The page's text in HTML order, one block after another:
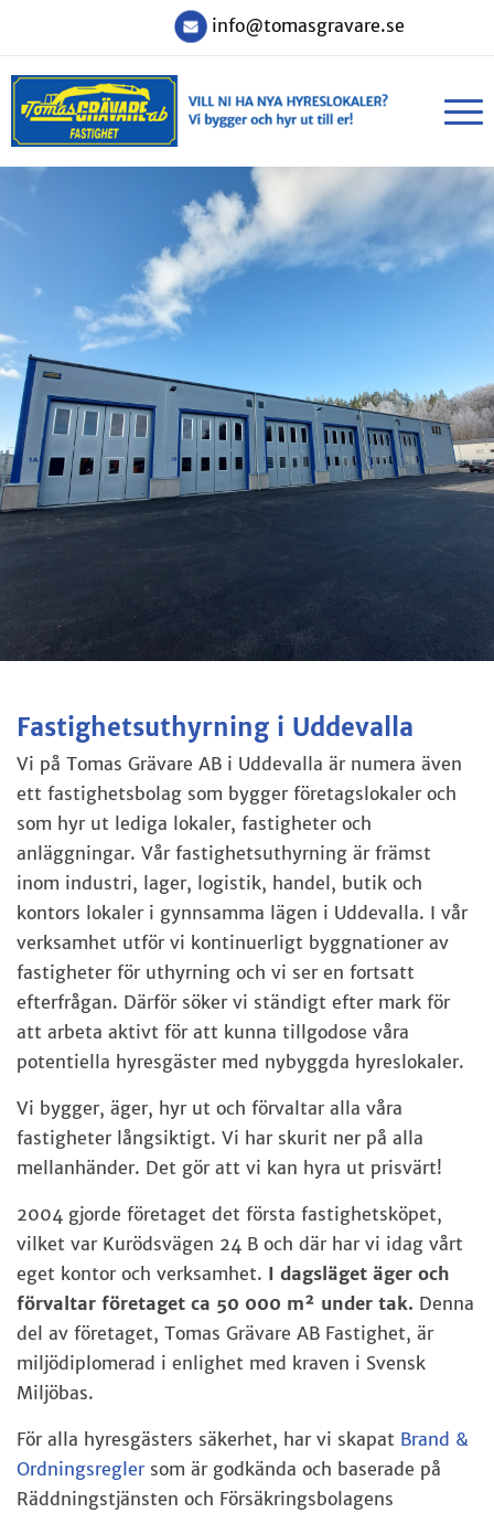
info@tomasgravare.se
Fastighetsuthyrning i Uddevalla
Vi på Tomas Grävare AB i Uddevalla är numera även
ett fastighetsbolag som bygger företagslokaler och
som hyr ut lediga lokaler, fastigheter och
anläggningar. Vår fastighetsuthyrning är främst
inom industri, lager, logistik, handel, butik och
kontors lokaler i gynnsamma lägen i Uddevalla. I vår
verksamhet utför vi kontinuerligt byggnationer av
fastigheter för uthyrning och vi ser en fortsatt
efterfrågan. Därför söker vi ständigt efter mark för
att arbeta aktivt för att kunna tillgodose våra
potentiella hyresgäster med nybyggda hyreslokaler.
Vi bygger, äger, hyr ut och förvaltar alla våra
fastigheter långsiktigt. Vi har skurit ner på alla
mellanhänder. Det gör att vi kan hyra ut prisvärt!
2004 gjorde företaget det första fastighetsköpet,
vilket var Kurödsvägen 24 B och där har vi idag vårt
eget kontor och verksamhet. I dagsläget äger och
förvaltar företaget ca 50 000 m² under tak. Denna
del av företaget, Tomas Grävare AB Fastighet, är
miljödiplomerad i enlighet med kraven i Svensk
Miljöbas.
För alla hyresgästers säkerhet, har vi skapat Brand &
Ordningsreglersom är godkända och baserade på
Räddningstjänsten och Försäkringsbolagens